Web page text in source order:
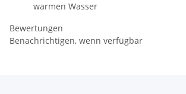
warmen Wasser
Bewertungen
Benachrichtigen, wenn verfügbar